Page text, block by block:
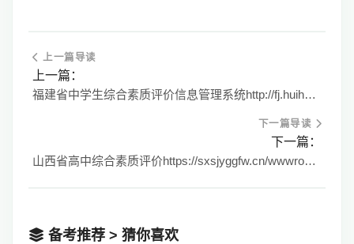
上一篇导读
上一篇：
福建省中学生综合素质评价信息管理系统http://fj.huihaiedu.cn/
下一篇导读
下一篇：
山西省高中综合素质评价https://sxsjyggfw.cn/wwwroot/sxedu
备考推荐 > 猜你喜欢